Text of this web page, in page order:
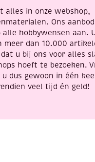
alles in onze webshop,
Ons
hobbywensen aan.
dan 10.000
u bij ons voor alles
hoeft te bezoeken.
dus gewoon in één
veel tijd én geld!